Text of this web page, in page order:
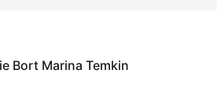
Bort Marina Temkin